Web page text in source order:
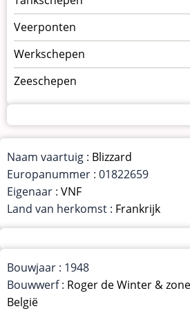
Veerponten
Werkschepen
Zeeschepen
Naam vaartuig : Blizzard
Europanummer : 01822659
Eigenaar : VNF
Land van herkomst : Frankrijk
Bouwjaar : 1948
Bouwwerf : Roger de Winter &
België